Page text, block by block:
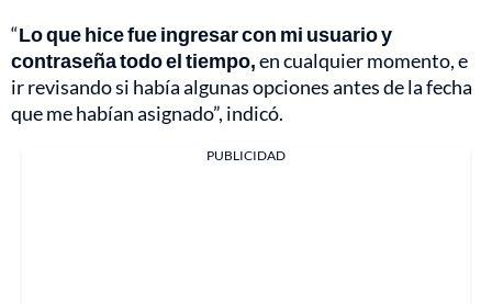
“Lo que hice fue ingresar con mi usuario y
contraseña todo el tiempo,en cualquier momento, e
ir revisando si había algunas opciones antes de la fecha
que me habían asignado”, indicó.
PUBLICIDAD